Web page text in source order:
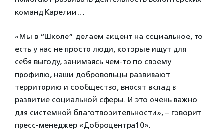
команд Карелии…
«Мы в “Школе” делаем акцент на социальное, то
есть у нас не просто люди, которые ищут для
себя выгоду, занимаясь чем-то по своему
профилю, наши добровольцы развивают
территорию и сообщество, вносят вклад в
развитие социальной сферы. И это очень важно
для системной благотворительности», – говорит
пресс-менеджер «Доброцентра10».